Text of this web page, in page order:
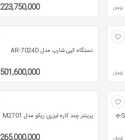
تومان 223,750,000
تومان
دستگاه کپی شارپ مدل AR-7024D
501,600,000
پرینتر چند کاره لیزری ریکو مدل M2701